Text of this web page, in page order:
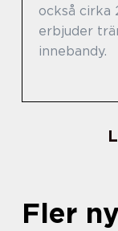
också cirka
erbjuder
innebandy.
Fler